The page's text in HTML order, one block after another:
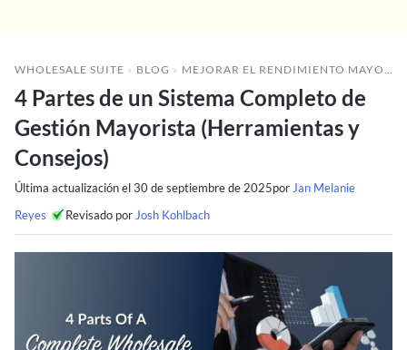
WHOLESALE SUITE » BLOG » MEJORAR EL RENDIMIENTO MAYORISTA
4 Partes de un Sistema Completo de
Gestión Mayorista (Herramientas y
Consejos)
Última actualización el30 de septiembre de 2025por Jan Melanie
Reyes
Revisado por Josh Kohlbach